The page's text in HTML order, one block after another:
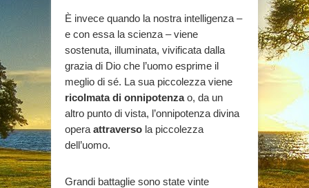
È invece quando la nostra intelligenza –
e con essa la scienza – viene
sostenuta, illuminata, vivificata dalla
grazia di Dio che l’uomo esprime il
meglio di sé. La sua piccolezza viene
ricolmata di onnipotenzao, da un
altro punto di vista, l’onnipotenza divina
opera attraverso la piccolezza
dell’uomo.
Grandi battaglie sono state vinte